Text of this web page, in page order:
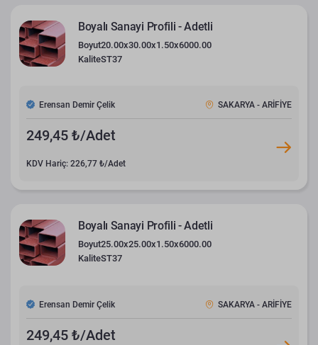
Boyalı Sanayi Profili - Adetli
Boyut20.00x30.00x1.50x6000.00
KaliteST37
Erensan Demir Çelik SAKARYA - ARİFİYE
249,45 ₺/Adet
KDV Hariç: 226,77 ₺/Adet
Boyalı Sanayi Profili - Adetli
Boyut25.00x25.00x1.50x6000.00
KaliteST37
Erensan Demir Çelik SAKARYA - ARİFİYE
249,45 ₺/Adet